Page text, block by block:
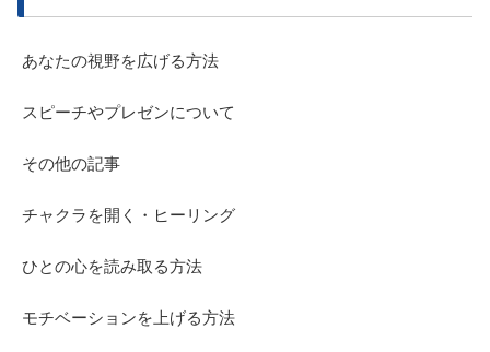
あなたの視野を広げる方法
スピーチやプレゼンについて
その他の記事
チャクラを開く・ヒーリング
ひとの心を読み取る方法
モチベーションを上げる方法